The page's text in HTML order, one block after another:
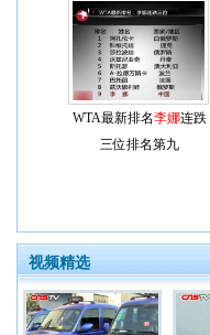
WTA最新排名李娜连跌
三位排名第九
视频精选